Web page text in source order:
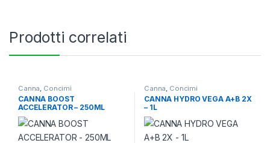
Prodotti correlati
Canna Concimi
CANNA BOOST
ACCELERATOR – 250ML
Canna Concimi
CANNA HYDRO VEGA A+B 2X
– 1L